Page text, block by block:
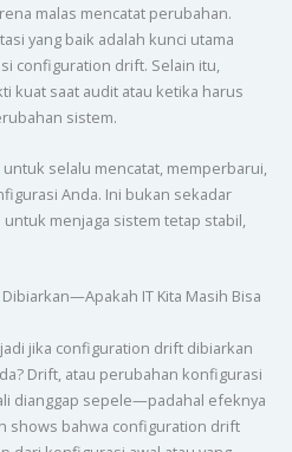
malas mencatat perubahan.
yang baik adalah kunci utama
configuration drift. Selain itu,
kuat saat audit atau ketika harus
sistem.
selalu mencatat, memperbarui,
Anda. Ini bukan sekadar
menjaga sistem tetap stabil,
IT Kita Masih Bisa
jika configuration drift dibiarkan
Drift, atau perubahan konfigurasi
dianggap sepele—padahal efeknya
shows bahwa configuration drift